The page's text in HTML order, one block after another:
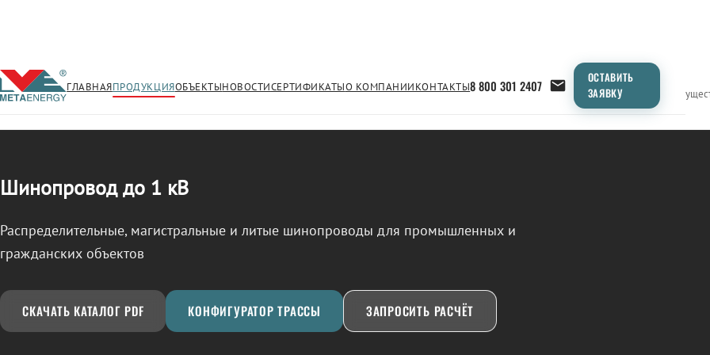
ГЛАВНАЯПРОДУКЦИЯОБЪЕКТЫНОВОСТИСЕРТИФИКАТЫО КОМПАНИИКОНТАКТЫ8 800 301 2407
ОСТАВИТЬ
ЗАЯВКУ
← Продукция/ШИНОПРОВОД Применение Продукция ТипоразмерыСравнение
Шинопровод до 1 кВ
Распределительные, магистральные и литые шинопроводы для промышленных и
гражданских объектов
СКАЧАТЬ КАТАЛОГ PDF КОНФИГУРАТОР ТРАССЫ ЗАПРОСИТЬ РАСЧЁТ